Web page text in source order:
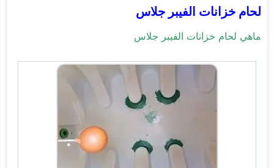
لحام خزانات الفيبر جلاس
ماهي لحام خزانات الفيبر جلاس